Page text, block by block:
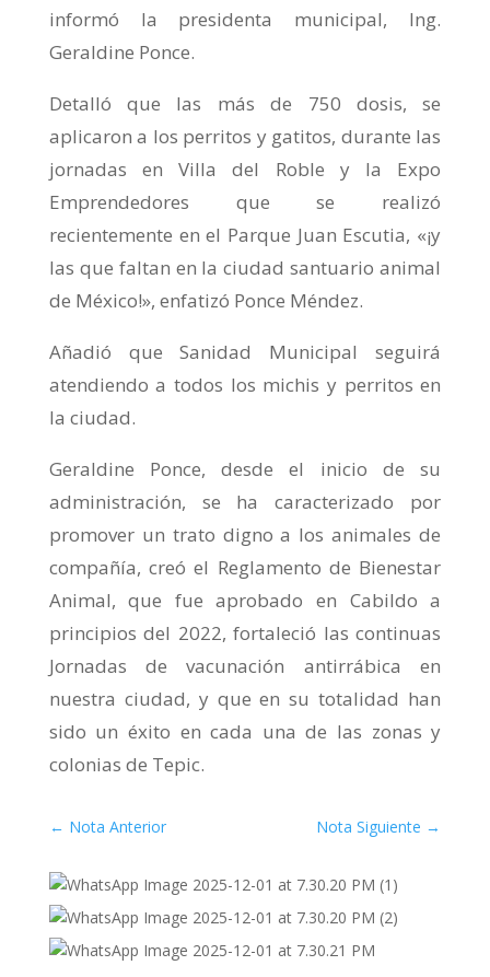
informó la presidenta municipal, Ing.
Geraldine Ponce.
Detalló que las más de 750 dosis, se
aplicaron a los perritos y gatitos, durante las
jornadas en Villa del Roble y la Expo
Emprendedores que se realizó
recientemente en el Parque Juan Escutia, «¡y
las que faltan en la ciudad santuario animal
de México!», enfatizó Ponce Méndez.
Añadió que Sanidad Municipal seguirá
atendiendo a todos los michis y perritos en
la ciudad.
Geraldine Ponce, desde el inicio de su
administración, se ha caracterizado por
promover un trato digno a los animales de
compañía, creó el Reglamento de Bienestar
Animal, que fue aprobado en Cabildo a
principios del 2022, fortaleció las continuas
Jornadas de vacunación antirrábica en
nuestra ciudad, y que en su totalidad han
sido un éxito en cada una de las zonas y
colonias de Tepic.
← Nota Anterior Nota Siguiente →